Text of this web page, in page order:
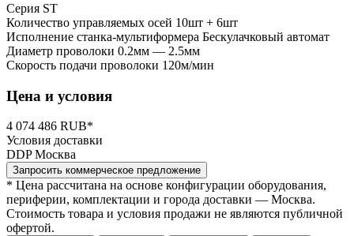
Серия ST
Количество управляемых осей 10шт + 6шт
Исполнение станка-мультиформера Бескулачковый автомат
Диаметр проволоки 0.2мм — 2.5мм
Скорость подачи проволоки 120м/мин
Цена и условия
4 074 486 RUB*
Условия доставки
DDP Москва
Запросить коммерческое предложение
* Цена рассчитана на основе конфигурации оборудования,
периферии, комплектации и города доставки — Москва.
Стоимость товара и условия продажи не являются публичной
офертой.